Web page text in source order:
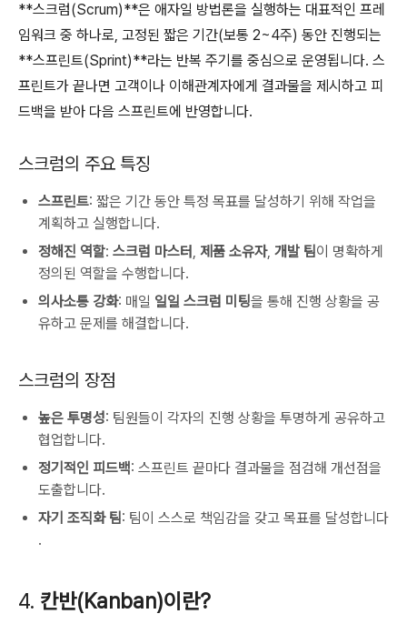
**스크럼(Scrum)**은 애자일 방법론을 실행하는 대표적인 프레
임워크 중 하나로, 고정된 짧은 기간(보통 2~4주) 동안 진행되는
**스프린트(Sprint)**라는 반복 주기를 중심으로 운영됩니다. 스
프린트가 끝나면 고객이나 이해관계자에게 결과물을 제시하고 피
드백을 받아 다음 스프린트에 반영합니다.
스크럼의 주요 특징
스프린트: 짧은 기간 동안 특정 목표를 달성하기 위해 작업을
계획하고 실행합니다.
정해진 역할: 스크럼 마스터 , 제품 소유자, 개발 팀이 명확하게
정의된 역할을 수행합니다.
의사소통 강화: 매일 일일 스크럼 미팅을 통해 진행 상황을 공
유하고 문제를 해결합니다​.
스크럼의 장점
높은 투명성: 팀원들이 각자의 진행 상황을 투명하게 공유하고
협업합니다.
정기적인 피드백: 스프린트 끝마다 결과물을 점검해 개선점을
도출합니다.
자기 조직화 팀: 팀이 스스로 책임감을 갖고 목표를 달성합니다​
.
4. 칸반(Kanban)이란?